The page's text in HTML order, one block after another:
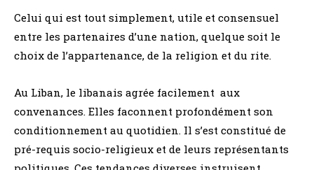
Celui qui est tout simplement, utile et consensuel
entre les partenaires d’une nation, quelque soit le
choix de l’appartenance, de la religion et du rite.
Au Liban, le libanais agrée facilement aux
convenances. Elles faconnent profondément son
conditionnement au quotidien. Il s’est constitué de
pré-requis socio-religieux et de leurs représentants